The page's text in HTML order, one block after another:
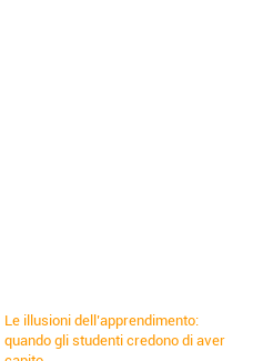
Le illusioni dell’apprendimento:
quando gli studenti credono di aver